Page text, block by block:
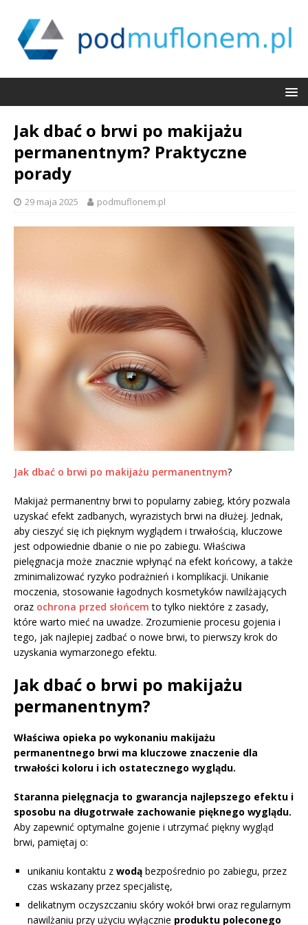
Jak dbać o brwi po makijażu
permanentnym? Praktyczne
porady
29 maja 2025 podmuflonem.pl
Jak dbać o brwi po makijażu permanentnym?
Makijaż permanentny brwi to popularny zabieg, który pozwala
uzyskać efekt zadbanych, wyrazistych brwi na dłużej. Jednak,
aby cieszyć się ich pięknym wyglądem i trwałością, kluczowe
jest odpowiednie dbanie o nie po zabiegu. Właściwa
pielęgnacja może znacznie wpłynąć na efekt końcowy, a także
zminimalizować ryzyko podrażnień i komplikacji. Unikanie
moczenia, stosowanie łagodnych kosmetyków nawilżających
oraz ochrona przed słońcem to tylko niektóre z zasady,
które warto mieć na uwadze. Zrozumienie procesu gojenia i
tego, jak najlepiej zadbać o nowe brwi, to pierwszy krok do
uzyskania wymarzonego efektu.
Jak dbać o brwi po makijażu
permanentnym?
Właściwa opieka po wykonaniu makijażu
permanentnego brwi ma kluczowe znaczenie dla
trwałości koloru i ich ostatecznego wyglądu.
Staranna pielęgnacja to gwarancja najlepszego efektu i
sposobu na długotrwałe zachowanie pięknego wyglądu.
Aby zapewnić optymalne gojenie i utrzymać piękny wygląd
brwi, pamiętaj o:
unikaniu kontaktu z wodą bezpośrednio po zabiegu, przez
czas wskazany przez specjalistę,
delikatnym oczyszczaniu skóry wokół brwi oraz regularnym
nawilżaniu przy użyciu wyłącznie produktu poleconego